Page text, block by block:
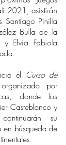
2021, asistirán
Santiago Pinilla
Bulla de la
y Elvia Fabiola
el Curso de
por
donde los
Casteblanco y
su
en búsqueda de